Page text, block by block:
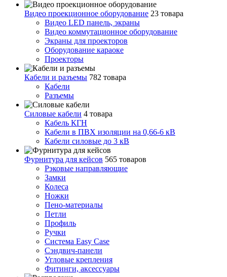
Видео проекционное оборудование 23 товара
Видео LED панель, экраны
Видео коммутационное оборудование
Экраны для проекторов
Оборудование караоке
Проекторы
Кабели и разъемы 782 товара
Кабели
Разъемы
Силовые кабели 4 товара
Кабель КГН
Кабели в ПВХ изоляции на 0,66-6 кВ
Кабели силовые до 3 кВ
Фурнитура для кейсов 565 товаров
Рэковые направляющие
Замки
Колеса
Ножки
Пено-материалы
Петли
Профиль
Ручки
Система Easy Case
Сэндвич-панели
Угловые крепления
Фитинги, аксессуары